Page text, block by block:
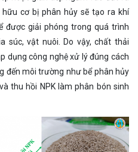
cơ bị phân hủy sẽ tạo ra khí
được giải phóng trong quá trình
súc, vật nuôi. Do vậy, chất thải
dụng công nghệ xử lý đúng cách
đến môi trường như bể phân hủy
thu hồi NPK làm phân bón sinh